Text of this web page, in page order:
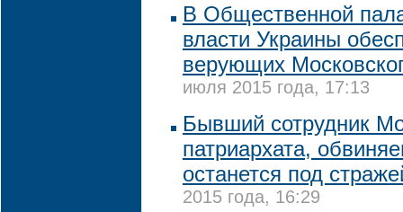
В Общественной
власти Украины
верующих
июля 2015 года, 17:13
Бывший сотрудник
патриархата,
останется под
2015 года, 16:29